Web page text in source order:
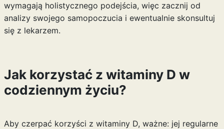
wymagają holistycznego podejścia, więc zacznij od
analizy swojego samopoczucia i ewentualnie skonsultuj
się z lekarzem.
Jak korzystać z witaminy D w
codziennym życiu?
Aby czerpać korzyści z witaminy D, ważne: jej regularne